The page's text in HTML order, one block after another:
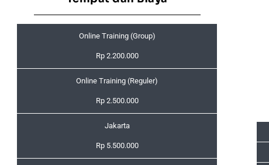
Online Training (Group)
Rp 2.200.000
Online Training (Reguler)
Rp 2.500.000
Jakarta
Rp 5.500.000